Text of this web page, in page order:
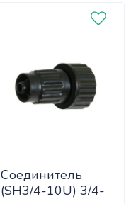
Соединитель
(SH3/4-10U) 3/4-